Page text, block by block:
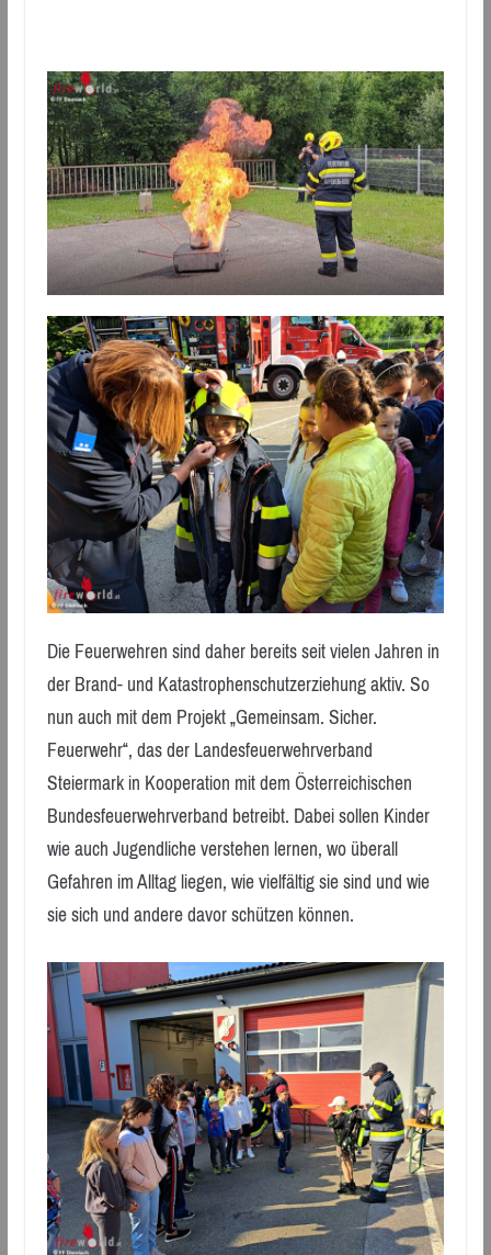
Die Feuerwehren sind daher bereits seit vielen Jahren in
der Brand- und Katastrophenschutzerziehung aktiv. So
nun auch mit dem Projekt „Gemeinsam. Sicher.
Feuerwehr“, das der Landesfeuerwehrverband
Steiermark in Kooperation mit dem Österreichischen
Bundesfeuerwehrverband betreibt. Dabei sollen Kinder
wie auch Jugendliche verstehen lernen, wo überall
Gefahren im Alltag liegen, wie vielfältig sie sind und wie
sie sich und andere davor schützen können.